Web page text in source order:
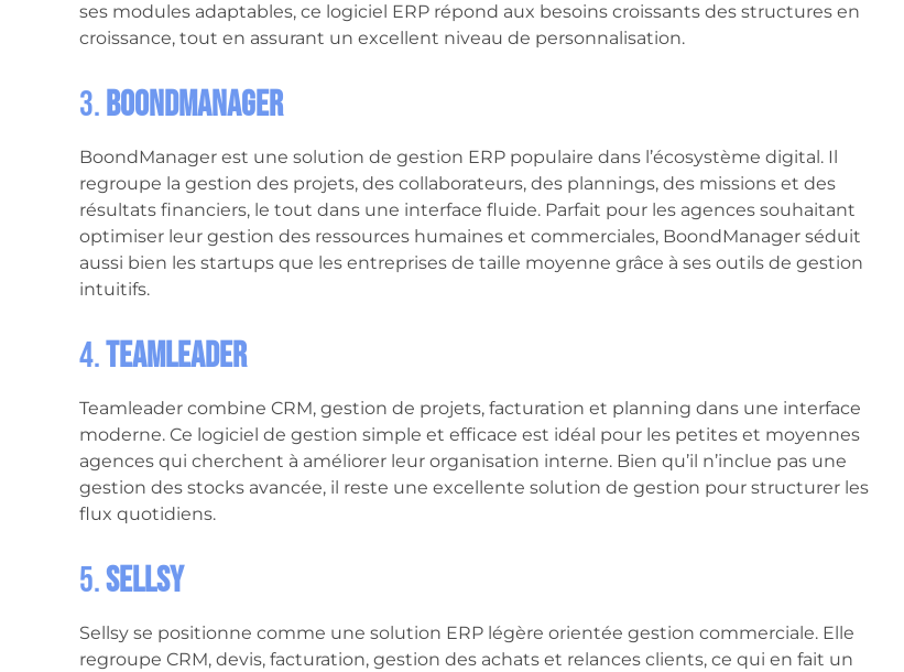
ses modules adaptables, ce logiciel ERP répond aux besoins croissants des structures en
croissance, tout en assurant un excellent niveau de personnalisation.
3.BoondManager
BoondManager est une solution de gestion ERP populaire dans l’écosystème digital. Il
regroupe la gestion des projets, des collaborateurs, des plannings, des missions et des
résultats financiers, le tout dans une interface fluide. Parfait pour les agences souhaitant
optimiser leur gestion des ressources humaines et commerciales, BoondManager séduit
aussi bien les startups que les entreprises de taille moyenne grâce à ses outils de gestion
intuitifs.
4.Teamleader
Teamleader combine CRM, gestion de projets, facturation et planning dans une interface
moderne. Ce logiciel de gestion simple et efficace est idéal pour les petites et moyennes
agences qui cherchent à améliorer leur organisation interne. Bien qu’il n’inclue pas une
gestion des stocks avancée, il reste une excellente solution de gestion pour structurer les
flux quotidiens.
5.Sellsy
Sellsy se positionne comme une solution ERP légère orientée gestion commerciale. Elle
regroupe CRM, devis, facturation, gestion des achats et relances clients, ce qui en fait un